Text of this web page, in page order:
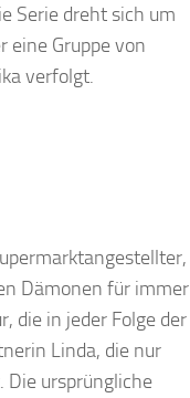
Serie dreht sich um
eine Gruppe von
verfolgt.
Dämonen für immer
die in jeder Folge der
Linda, die nur
ursprüngliche